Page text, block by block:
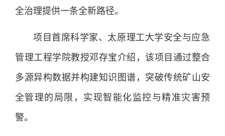
全治理提供一条全新路径。
项目首席科学家、太原理工大学安全与应急
管理工程学院教授邓存宝介绍，该项目通过整合
多源异构数据并构建知识图谱，突破传统矿山安
全管理的局限，实现智能化监控与精准灾害预
警。